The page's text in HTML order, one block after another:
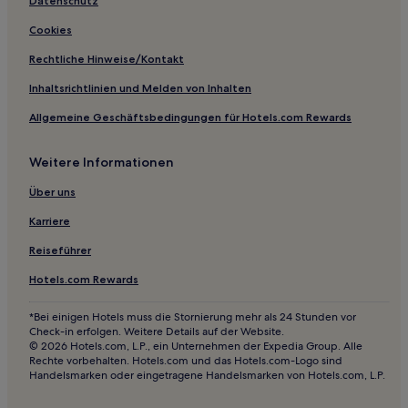
Hotels nahe Webster University
Shrewsbury Hotels
Ladue: Hotels
Hotels nahe Enterprise Center
Mehlville Hotels
Hotels nahe Station Convention Center
Hotels nahe Martin Luther King
Hotels nahe St. Louis Mercantile Library
Normandy Hotels
West Alton Hotels
Hotels nahe Citygarden Sculpture Park
Beverly Hills Hotels
Cookies
Rechtliche Hinweise/Kontakt
Inhaltsrichtlinien und Melden von Inhalten
Allgemeine Geschäftsbedingungen für Hotels.com Rewards
Weitere Informationen
Über uns
Karriere
Reiseführer
Hotels.com Rewards
*Bei einigen Hotels muss die Stornierung mehr als 24 Stunden vor
Check-in erfolgen. Weitere Details auf der Website.
© 2026 Hotels.com, L.P., ein Unternehmen der Expedia Group. Alle
Rechte vorbehalten. Hotels.com und das Hotels.com-Logo sind
Handelsmarken oder eingetragene Handelsmarken von Hotels.com, L.P.